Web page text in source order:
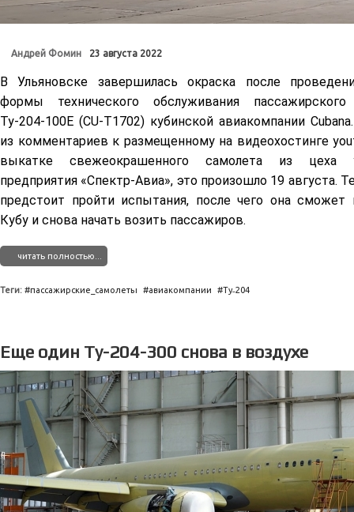
Андрей Фомин 23 августа 2022
В Ульяновске завершилась окраска после
формы технического обслуживания пассажирского
Ту-204-100Е (CU-T1702) кубинской авиакомпании
из комментариев к размещенному на видеохостинге
выкатке свежеокрашенного самолета из цеха
предприятия «Спектр-Авиа», это произошло 19 августа.
предстоит пройти испытания, после чего она сможет
Кубу и снова начать возить пассажиров.
читать полностью...
Теги: пассажирские_самолеты авиакомпании Ту˗204
Еще один Ту-204-300 снова в воздухе